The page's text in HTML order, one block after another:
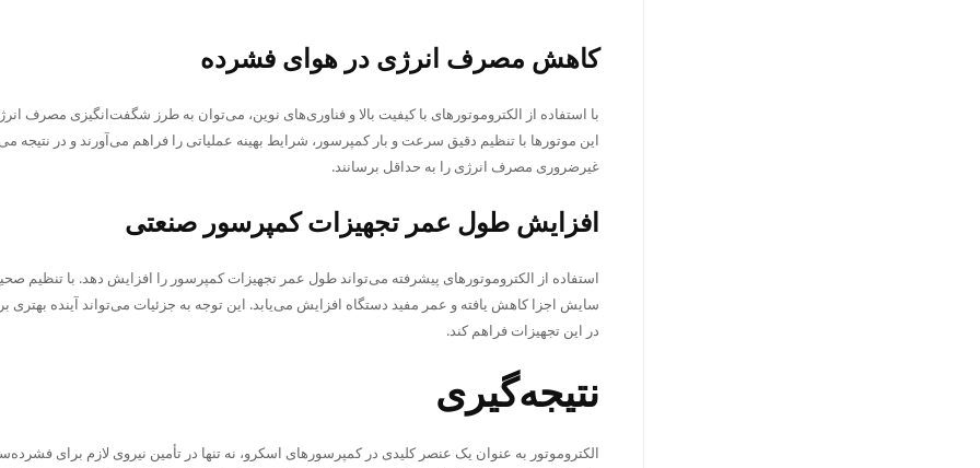
کاهش مصرف انرژی در هوای فشرده
با استفاده از الکتروموتورهای با کیفیت بالا و فناوری‌های نوین، می‌توان به طرز شگفت‌انگیزی مصرف
این موتورها با تنظیم دقیق سرعت و بار کمپرسور، شرایط بهینه عملیاتی را فراهم می‌آورند و در نتیجه
غیرضروری مصرف انرژی را به حداقل برسانند.
افزایش طول عمر تجهیزات کمپرسور صنعتی
استفاده از الکتروموتورهای پیشرفته می‌تواند طول عمر تجهیزات کمپرسور را افزایش دهد. با تنظیم
سایش اجزا کاهش یافته و عمر مفید دستگاه افزایش می‌یابد. این توجه به جزئیات می‌تواند آینده بهتری
در این تجهیزات فراهم کند.
نتیجه‌گیری
الکتروموتور به عنوان یک عنصر کلیدی در کمپرسورهای اسکرو، نه تنها در تأمین نیروی لازم برای